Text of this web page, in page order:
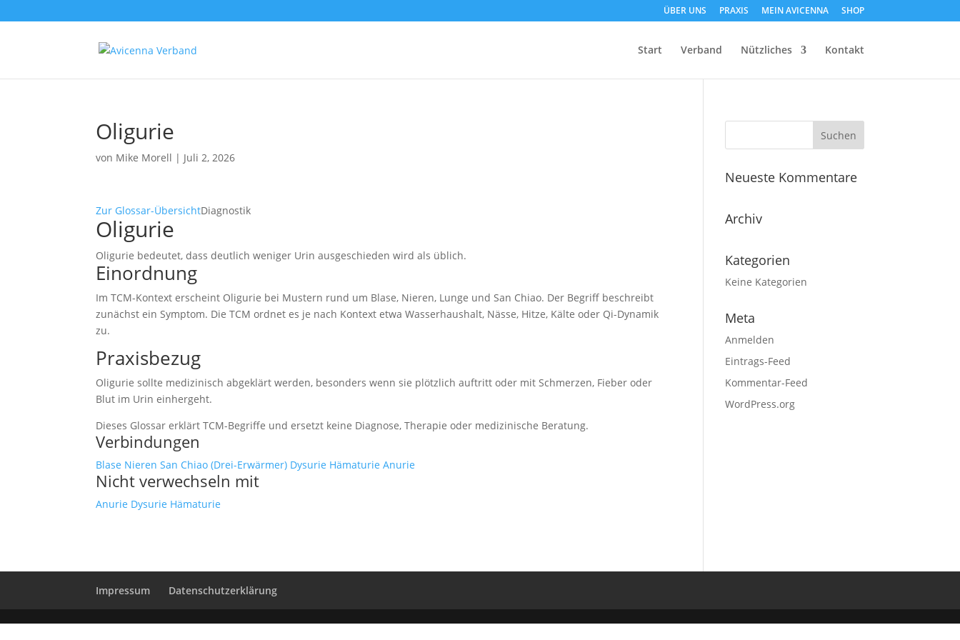
ÜBER UNS PRAXIS MEIN AVICENNA SHOP
Start Verband Nützliches Kontakt
Oligurie
von Mike Morell | Juli 2, 2026
Zur Glossar-ÜbersichtDiagnostik
Oligurie
Oligurie bedeutet, dass deutlich weniger Urin ausgeschieden wird als üblich.
Einordnung
Im TCM-Kontext erscheint Oligurie bei Mustern rund um Blase, Nieren, Lunge und San Chiao. Der Begriff beschreibt
zunächst ein Symptom. Die TCM ordnet es je nach Kontext etwa Wasserhaushalt, Nässe, Hitze, Kälte oder Qi-Dynamik
zu.
Praxisbezug
Oligurie sollte medizinisch abgeklärt werden, besonders wenn sie plötzlich auftritt oder mit Schmerzen, Fieber oder
Blut im Urin einhergeht.
Dieses Glossar erklärt TCM-Begriffe und ersetzt keine Diagnose, Therapie oder medizinische Beratung.
Verbindungen
Blase Nieren San Chiao (Drei-Erwärmer) Dysurie Hämaturie Anurie
Nicht verwechseln mit
Anurie Dysurie Hämaturie
Neueste Kommentare
Archiv
Kategorien
Keine Kategorien
Meta
Anmelden
Eintrags-Feed
Kommentar-Feed
WordPress.org
Impressum Datenschutzerklärung